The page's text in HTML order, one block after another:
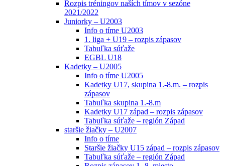
Rozpis tréningov naších tímov v sezóne
2021/2022
Juniorky – U2003
Info o tíme U2003
1. liga + U19 – rozpis zápasov
Tabuľka súťaže
EGBL U18
Kadetky – U2005
Info o tíme U2005
Kadetky U17, skupina 1.-8.m. – rozpis
zápasov
Tabuľka skupina 1.-8.m
Kadetky U17 západ – rozpis zápasov
Tabuľka súťaže – región Západ
staršie žiačky – U2007
Info o tíme
Staršie žiačky U15 západ – rozpis zápasov
Tabuľka súťaže – región Západ